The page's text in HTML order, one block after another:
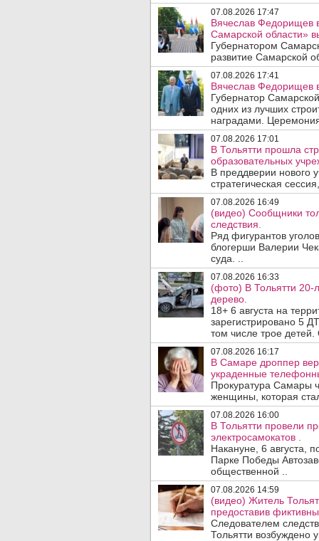
07.08.2026 17:47
Вячеслав Федорищев
Самарской области»
Губернатором
развитие Самарской
07.08.2026 17:41
Вячеслав Федорищев
Губернатор
одних из лучших
наградами.
07.08.2026 17:01
В Тольятти прошла
образовательных
В преддверии нового
стратегическая
07.08.2026 16:49
(видео) Сообщники
следствия.
Ряд фигурантов
блогерши Валерии
суда. ..
07.08.2026 16:33
(фото) В Тольятти 20-
дерево.
18+ 6 августа на
зарегистрировано 5
том числе трое
07.08.2026 16:17
В Самаре дроппер
украденные
Прокуратура Самары
женщины, которая
07.08.2026 16:00
В Тольятти провели
электросамокатов .
Накануне, 6 августа,
Парке Победы
общественной ..
07.08.2026 14:59
(видео) Житель
предоставив
Следователем
Тольятти возбуждено